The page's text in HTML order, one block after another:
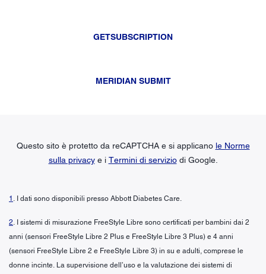
GETSUBSCRIPTION
MERIDIAN SUBMIT
Questo sito è protetto da reCAPTCHA e si applicano le Norme
sulla privacye i Termini di serviziodi Google.
1 . I dati sono disponibili presso Abbott Diabetes Care.
2. I sistemi di misurazione FreeStyle Libre sono certificati per bambini dai 2
anni (sensori FreeStyle Libre 2 Plus e FreeStyle Libre 3 Plus) e 4 anni
(sensori FreeStyle Libre 2 e FreeStyle Libre 3) in su e adulti, comprese le
donne incinte. La supervisione dell’uso e la valutazione dei sistemi di